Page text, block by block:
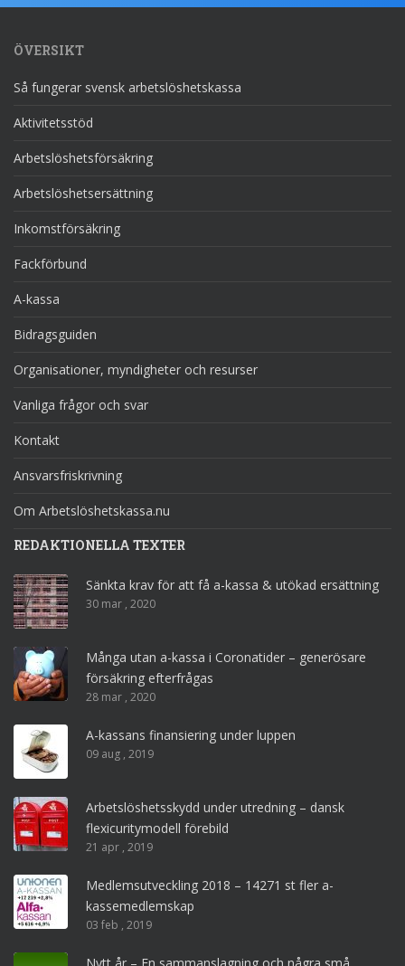
ÖVERSIKT
Så fungerar svensk arbetslöshetskassa
Aktivitetsstöd
Arbetslöshetsförsäkring
Arbetslöshetsersättning
Inkomstförsäkring
Fackförbund
A-kassa
Bidragsguiden
Organisationer, myndigheter och resurser
Vanliga frågor och svar
Kontakt
Ansvarsfriskrivning
Om Arbetslöshetskassa.nu
REDAKTIONELLA TEXTER
Sänkta krav för att få a-kassa & utökad ersättning
30 mar , 2020
Många utan a-kassa i Coronatider – generösare
försäkring efterfrågas
28 mar , 2020
A-kassans finansiering under luppen
09 aug , 2019
Arbetslöshetsskydd under utredning – dansk
flexicuritymodell förebild
21 apr , 2019
Medlemsutveckling 2018 – 14271 st fler a-
kassemedlemskap
03 feb , 2019